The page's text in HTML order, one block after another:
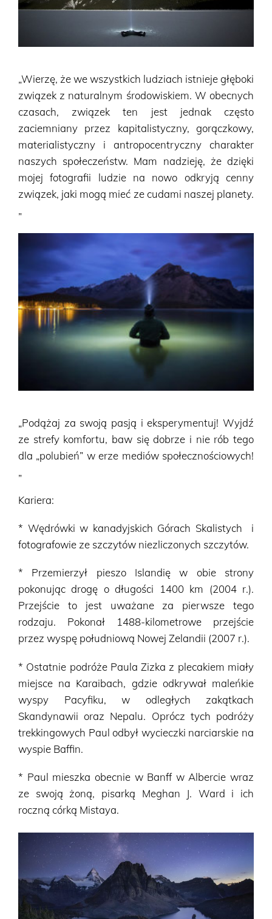
„Wierzę, że we wszystkich ludziach istnieje głęboki
związek z naturalnym środowiskiem. W obecnych
czasach, związek ten jest jednak często
zaciemniany przez kapitalistyczny, gorączkowy,
materialistyczny i antropocentryczny charakter
naszych społeczeństw. Mam nadzieję, że dzięki
mojej fotografii ludzie na nowo odkryją cenny
związek, jaki mogą mieć ze cudami naszej planety.
„
„Podążaj za swoją pasją i eksperymentuj! Wyjdź
ze strefy komfortu, baw się dobrze i nie rób tego
dla „polubień” w erze mediów społecznościowych!
„
Kariera:
* Wędrówki w kanadyjskich Górach Skalistych i
fotografowie ze szczytów niezliczonych szczytów.
* Przemierzył pieszo Islandię w obie strony
pokonując drogę o długości 1400 km (2004 r.).
Przejście to jest uważane za pierwsze tego
rodzaju. Pokonał 1488-kilometrowe przejście
przez wyspę południową Nowej Zelandii (2007 r.).
* Ostatnie podróże Paula ​​Zizka z plecakiem miały
miejsce na Karaibach, gdzie odkrywał maleńkie
wyspy Pacyfiku, w odległych zakątkach
Skandynawii oraz Nepalu. Oprócz tych podróży
trekkingowych Paul odbył wycieczki narciarskie na
wyspie Baffin.
* Paul mieszka obecnie w Banff w Albercie wraz
ze swoją żoną, pisarką Meghan J. Ward i ich
roczną córką Mistaya.